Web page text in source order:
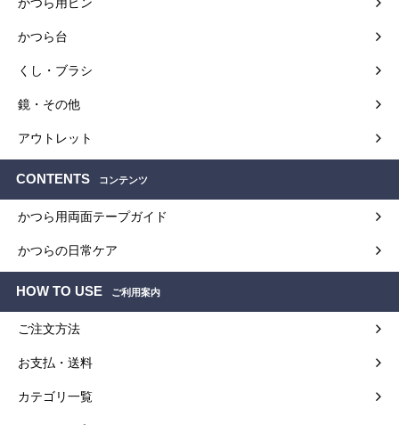
かつら台
くし・ブラシ
鏡・その他
アウトレット
CONTENTS コンテンツ
かつら用両面テープガイド
かつらの日常ケア
HOW TO USE ご利用案内
ご注文方法
お支払・送料
カテゴリ一覧